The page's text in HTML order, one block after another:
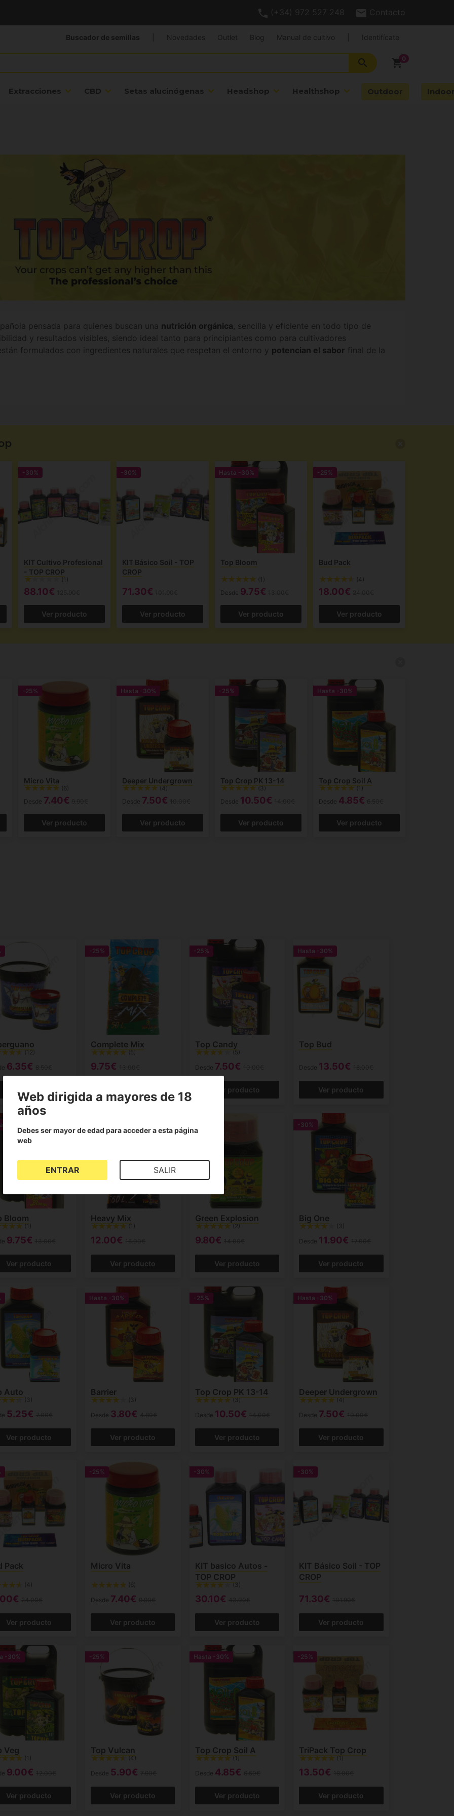
(+34) 972 527 248 Contacto
shopping_cart
search
Extracciones CBD Setas alucinógenas Headshop Healthshop Outdoor
Buscador de semillas Novedades Outlet Blog Manual de cultivo Identifícate
pensada para quienes buscan una nutrición orgánica, sencilla y eficiente en todo tipo de
y resultados visibles, siendo ideal tanto para principiantes como para cultivadores
formulados con ingredientes naturales que respetan el entorno y potencian el sabor final de la
-30%
KIT Cultivo Profesional
- TOP CROP
(1)
88.10€
Ver producto
-30%
KIT Básico Soil - TOP
CROP
71.30€
Ver producto
Hasta -30%
Top Bloom
(1)
Desde 9.75€
Ver producto
-25%
Bud Pack
(4)
18.00€
Ver producto
-25%
Micro Vita
(6)
Desde 7.40€
Ver producto
Hasta -30%
Deeper Undergrown
(4)
Desde 7.50€
Ver producto
-25%
Top Crop PK 13-14
(3)
Desde 10.50€
Ver producto
Hasta -30%
Top Crop Soil A
(1)
Desde 4.85€
Ver producto
(12)
6.35€
-25%
Complete Mix
(5)
9.75€
-25%
Top Candy
(5)
Desde 7.50€
Ver producto
Hasta -30%
Top Bud
Desde 13.50€
Ver producto
Bloom
(1)
9.75€
Ver producto
Heavy Mix
(1)
12.00€
Ver producto
Green Explosion
(2)
9.80€
Ver producto
-30%
Big One
(3)
Desde 11.90€
Ver producto
Auto
(3)
5.25€
Ver producto
Hasta -30%
Barrier
(3)
Desde 3.80€
Ver producto
-25%
Top Crop PK 13-14
(3)
Desde 10.50€
Ver producto
Hasta -30%
Deeper Undergrown
(4)
Desde 7.50€
Ver producto
Pack
(4)
Ver producto
-25%
Micro Vita
(6)
Desde 7.40€
Ver producto
-30%
KIT basico Autos -
TOP CROP
(3)
30.10€
Ver producto
-30%
KIT Básico Soil - TOP
CROP
71.30€
Ver producto
-30%
Veg
(1)
9.00€
Ver producto
-25%
Top Vulcan
(4)
Desde 5.90€
Ver producto
Hasta -30%
Top Crop Soil A
(1)
Desde 4.85€
Ver producto
-25%
TriPack Top Crop
(1)
13.50€
Ver producto
Web dirigida a mayores de 18
años
Debes ser mayor de edad para acceder a esta página
web
ENTRAR SALIR